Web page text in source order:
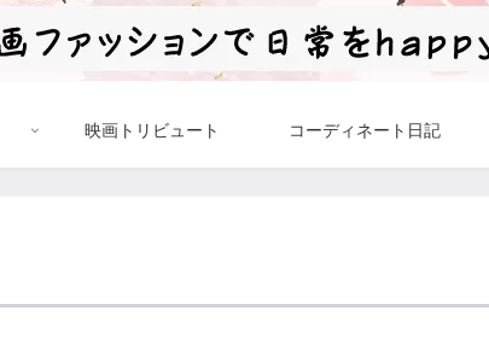
映画トリビュート コーディネート日記